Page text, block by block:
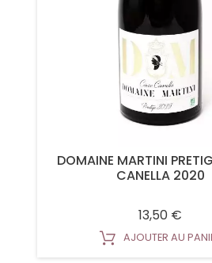
DOMAINE MARTINI
CANELLA 2020
13,50 €
AJOUTER AU